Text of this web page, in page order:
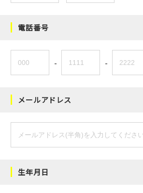
電話番号
- -
メールアドレス
生年月日